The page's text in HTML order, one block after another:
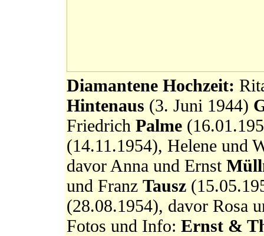
Diamantene Hochzeit:
Hintenaus (3. Juni 1944)
Friedrich Palme
(14.11.1954), Helene und
davor Anna und Ernst
und Franz Tausz
(28.08.1954), davor Rosa
Fotos und Info: Ernst &